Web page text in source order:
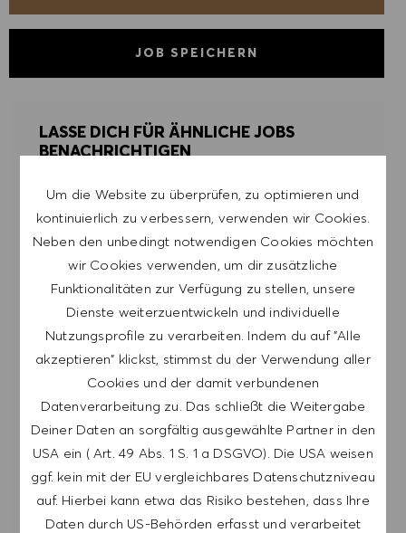
Um die Website zu überprüfen, zu optimieren und
kontinuierlich zu verbessern, verwenden wir Cookies.
Neben den unbedingt notwendigen Cookies möchten
wir Cookies verwenden, um dir zusätzliche
Funktionalitäten zur Verfügung zu stellen, unsere
Dienste weiterzuentwickeln und individuelle
Nutzungsprofile zu verarbeiten. Indem du auf "Alle
akzeptieren" klickst, stimmst du der Verwendung aller
Cookies und der damit verbundenen
Datenverarbeitung zu. Das schließt die Weitergabe
Deiner Daten an sorgfältig ausgewählte Partner in den
USA ein ( Art. 49 Abs. 1 S. 1 a DSGVO). Die USA weisen
ggf. kein mit der EU vergleichbares Datenschutzniveau
auf. Hierbei kann etwa das Risiko bestehen, dass Ihre
Daten durch US-Behörden erfasst und verarbeitet
JOB SPEICHERN
LASSE DICH FÜR ÄHNLICHE JOBS
BENACHRICHTIGEN
Melde dich an, um Job-Alerts zu erhalten.
HINWEIS: Mit der Anmeldung erkläre ich mich
damit einverstanden, E-Mails mit
Stellenangeboten von HUGO BOSS, Einladungen
zu Veranstaltungen und anderen
karriererelevanten Themen zu erhalten. Ich kann
mich jederzeit abmelden, z.B. indem ich den in
den Mails vorhandenen Abmeldelink anklicke. Ich
akzeptiere, dass meine persönlichen Daten
gemäß der
DATENSCHUTZERKLÄRUNGverarbeitet
werden.
E-Mail-Adresse eingeben (erforderlich)